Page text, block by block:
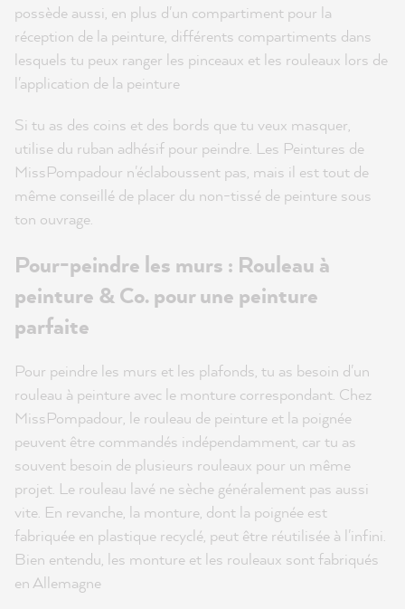
possède aussi, en plus d'un compartiment pour la
réception de la peinture, différents compartiments dans
lesquels tu peux ranger les pinceaux et les rouleaux lors de
l'application de la peinture
Si tu as des coins et des bords que tu veux masquer,
utilise du ruban adhésif pour peindre. Les Peintures de
MissPompadour n'éclaboussent pas, mais il est tout de
même conseillé de placer du non-tissé de peinture sous
ton ouvrage.
Pour-peindre les murs : Rouleau à
peinture & Co. pour une peinture
parfaite
Pour peindre les murs et les plafonds, tu as besoin d'un
rouleau à peinture avec le monture correspondant. Chez
MissPompadour, le rouleau de peinture et la poignée
peuvent être commandés indépendamment, car tu as
souvent besoin de plusieurs rouleaux pour un même
projet. Le rouleau lavé ne sèche généralement pas aussi
vite. En revanche, la monture, dont la poignée est
fabriquée en plastique recyclé, peut être réutilisée à l'infini.
Bien entendu, les monture et les rouleaux sont fabriqués
en Allemagne